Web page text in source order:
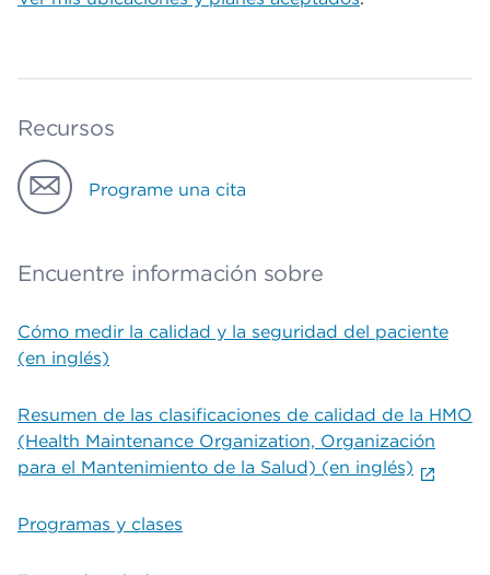
Recursos
Programe una cita
Encuentre información sobre
Cómo medir la calidad y la seguridad del paciente
(en inglés)
Resumen de las clasificaciones de calidad de la HMO
(Health Maintenance Organization, Organización
para el Mantenimiento de la Salud) (en inglés)
Programas y clases